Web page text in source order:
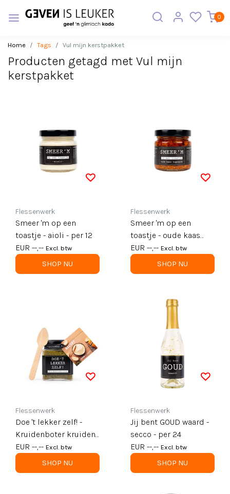
0
Home Tags Vul mijn kerstpakket
Producten getagd met Vul mijn
kerstpakket
Flessenwerk
Smeer 'm op een
toastje - aioli - per 12
EUR --,-- Excl. btw
SHOP NU
Flessenwerk
Smeer 'm op een
toastje - oude kaas
tapenade - per 12
EUR --,-- Excl. btw
SHOP NU
Flessenwerk
Doe 't lekker zelf! -
Kruidenboter kruiden
met lepel - per 6
EUR --,-- Excl. btw
SHOP NU
Flessenwerk
Jij bent GOUD waard -
secco - per 24
EUR --,-- Excl. btw
SHOP NU